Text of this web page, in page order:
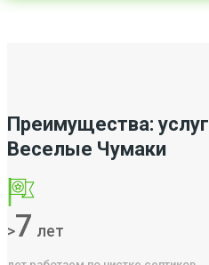
Преимущества:
Веселые Чумаки
>7 лет